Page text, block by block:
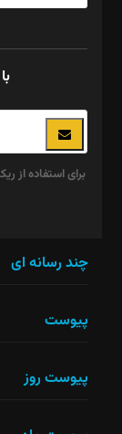
نباید
شود.
چند رسانه ای
پیوست
پیوست روز